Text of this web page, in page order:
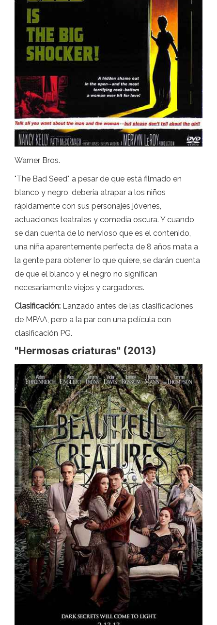
Warner Bros.
"The Bad Seed", a pesar de que está filmado en
blanco y negro, debería atrapar a los niños
rápidamente con sus personajes jóvenes,
actuaciones teatrales y comedia oscura. Y cuando
se dan cuenta de lo nervioso que es el contenido,
una niña aparentemente perfecta de 8 años mata a
la gente para obtener lo que quiere, se darán cuenta
de que el blanco y el negro no significan
necesariamente viejos y cargadores.
Clasificación: Lanzado antes de las clasificaciones
de MPAA, pero a la par con una película con
clasificación PG.
"Hermosas criaturas" (2013)